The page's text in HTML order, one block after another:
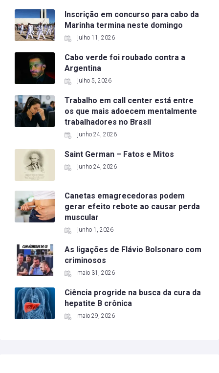
Inscrição em concurso para cabo da
Marinha termina neste domingo
julho 11, 2026
Cabo verde foi roubado contra a
Argentina
julho 5, 2026
Trabalho em call center está entre
os que mais adoecem mentalmente
trabalhadores no Brasil
junho 24, 2026
Saint German – Fatos e Mitos
junho 24, 2026
Canetas emagrecedoras podem
gerar efeito rebote ao causar perda
muscular
junho 1, 2026
As ligações de Flávio Bolsonaro com
criminosos
maio 31, 2026
Ciência progride na busca da cura da
hepatite B crônica
maio 29, 2026